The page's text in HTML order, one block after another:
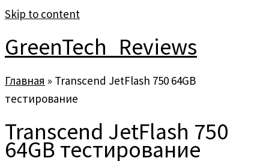
Skip to content
GreenTech_Reviews
Главная » Transcend JetFlash 750 64GB
тестирование
Transcend JetFlash 750
64GB тестирование